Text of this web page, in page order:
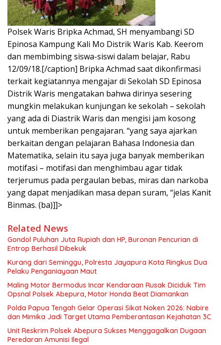
Polsek Waris Bripka Achmad, SH menyambangi SD
Epinosa Kampung Kali Mo Distrik Waris Kab. Keerom
dan membimbing siswa-siswi dalam belajar, Rabu
12/09/18.[/caption] Bripka Achmad saat dikonfirmasi
terkait kegiatannya mengajar di Sekolah SD Epinosa
Distrik Waris mengatakan bahwa dirinya sesering
mungkin melakukan kunjungan ke sekolah – sekolah
yang ada di Diastrik Waris dan mengisi jam kosong
untuk memberikan pengajaran. “yang saya ajarkan
berkaitan dengan pelajaran Bahasa Indonesia dan
Matematika, selain itu saya juga banyak memberikan
motifasi – motifasi dan menghimbau agar tidak
terjerumus pada pergaulan bebas, miras dan narkoba
yang dapat menjadikan masa depan suram, “jelas Kanit
Binmas. (ba)]]>
Related News
Gondol Puluhan Juta Rupiah dan HP, Buronan Pencurian di
Entrop Berhasil Dibekuk
Kurang dari Seminggu, Polresta Jayapura Kota Ringkus Dua
Pelaku Penganiayaan Maut
Maling Motor Bermodus Incar Kendaraan Rusak Diciduk Tim
Opsnal Polsek Abepura, Motor Honda Beat Diamankan
Polda Papua Tengah Gelar Operasi Sikat Noken 2026: Nabire
dan Mimika Jadi Target Utama Pemberantasan Kejahatan 3C
Unit Reskrim Polsek Abepura Sukses Menggagalkan Dugaan
Peredaran Amunisi Ilegal